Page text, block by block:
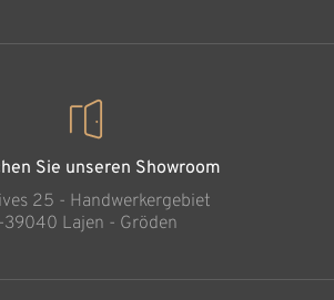
Sie unseren Showroom
25 - Handwerkergebiet
39040 Lajen - Gröden